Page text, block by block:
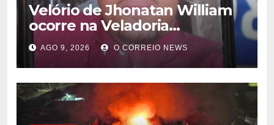
Velório de Jhonatan William
ocorre na Veladoria
Municipal; sepultamento será
nesta segunda-feira
AGO 9, 2026 O CORREIO NEWS